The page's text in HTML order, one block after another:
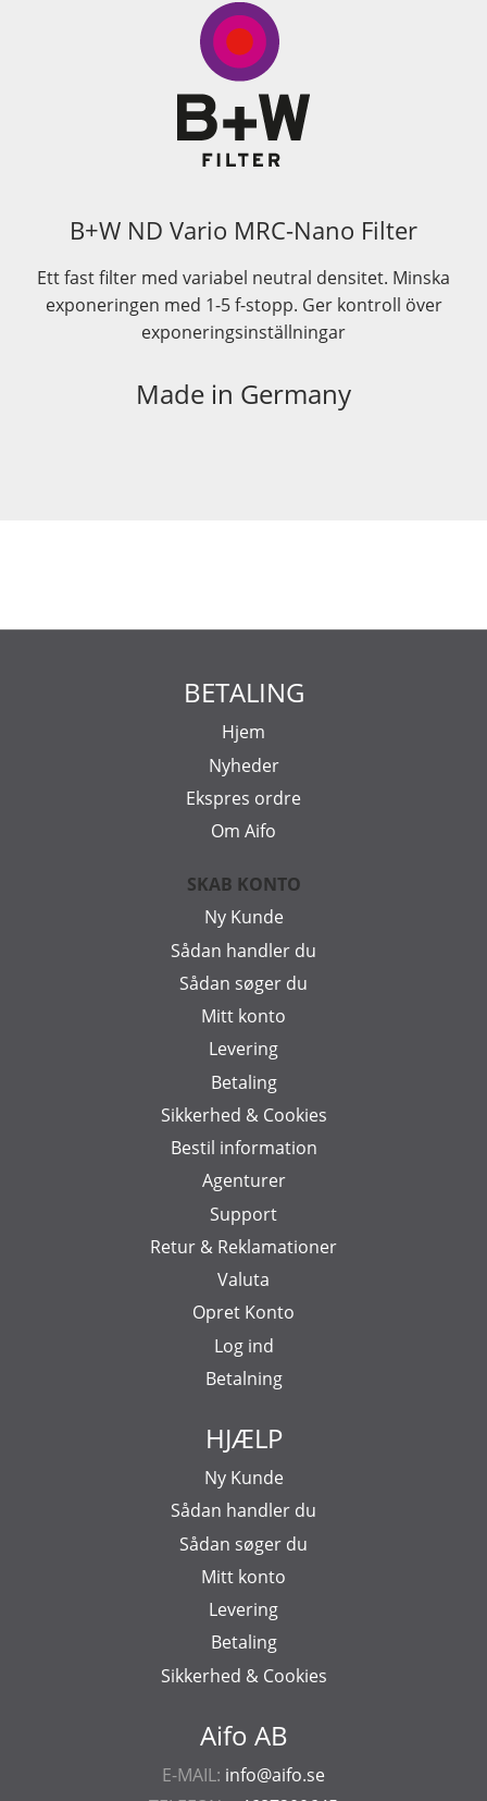
B+W ND Vario MRC-Nano Filter
Ett fast filter med variabel neutral densitet. Minska
exponeringen med 1-5 f-stopp. Ger kontroll över
exponeringsinställningar
Made in Germany
Aifo AB
E-MAIL: info@aifo.se
BETALING
Hjem
Nyheder
Ekspres ordre
Om Aifo
SKAB KONTO
Ny Kunde
Sådan handler du
Sådan søger du
Mitt konto
Levering
Betaling
Sikkerhed & Cookies
Bestil information
Agenturer
Support
Retur & Reklamationer
Valuta
Opret Konto
Log ind
Betalning
HJÆLP
Ny Kunde
Sådan handler du
Sådan søger du
Mitt konto
Levering
Betaling
Sikkerhed & Cookies